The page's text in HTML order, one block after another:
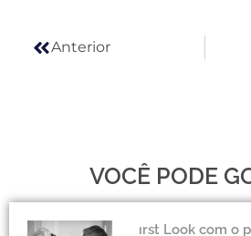
Anterior
VOCÊ PODE
First Look com o